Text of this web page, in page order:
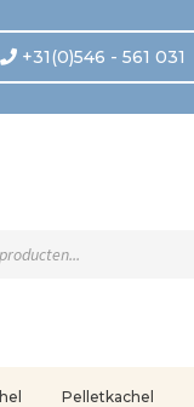
+31(0)546 - 561 031
Pelletkachel